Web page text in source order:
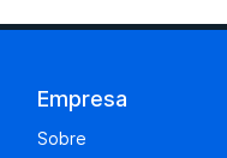
Empresa
Sobre